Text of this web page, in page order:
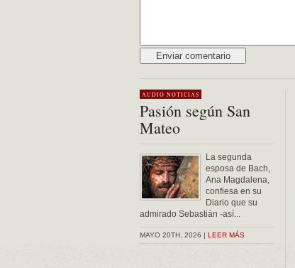
AUDIO NOTICIAS
Pasión según San
Mateo
La segunda
esposa de Bach,
Ana Magdalena,
confiesa en su
Diario que su
admirado Sebastián -así...
MAYO 20TH, 2026 | LEER MÁS